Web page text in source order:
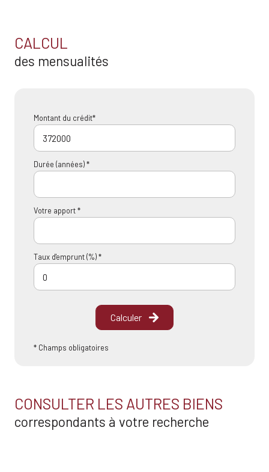
CALCUL
des mensualités
Montant du crédit*
Durée (années) *
Votre apport *
Taux d'emprunt (%) *
Calculer
* Champs obligatoires
CONSULTER LES AUTRES BIENS
correspondants à votre recherche